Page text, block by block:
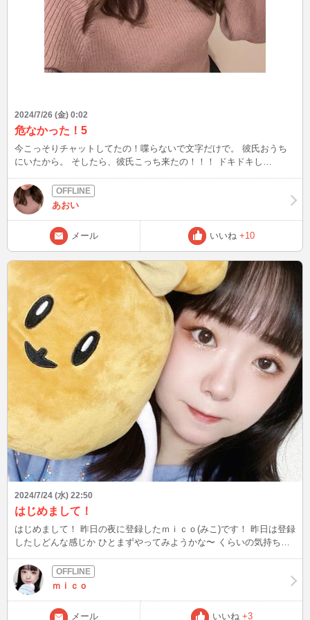
2024/7/26 (金) 0:02
危なかった！5
今こっそりチャットしてたの！喋らないで文字だけで。 彼氏おうち
にいたから。 そしたら、彼氏こっち来たの！！！ ドキドキし
り切ってごめんね！
あおい
メール いいね +10
2024/7/24 (水) 22:50
はじめまして！
はじめまして！ 昨日の夜に登録したｍｉｃｏ(みこ)です！ 昨日は登録
したしどんな感じか ひとまずやってみようかな〜 くらいの気持ちで
たです！ お話ししてくださった方も メールくださった方もありがと
うー！ これからよろしくお願いします♪ 明日以降のめちゃめちゃざっ
くりした チャットの予定？です！ ＊25日(木) 夕〜夜くらい？遅くと
も23:30には終了。 お約束あるかも。 ＊3日(土) 21:30くらい〜最大
ｍｉｃｏ
メール いいね +3